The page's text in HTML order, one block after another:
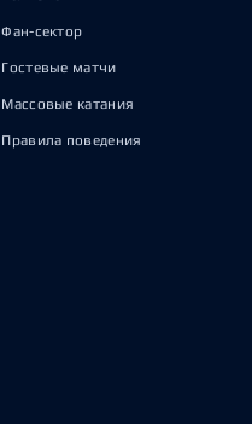
Фан-сектор
Гостевые матчи
Массовые катания
Правила поведения